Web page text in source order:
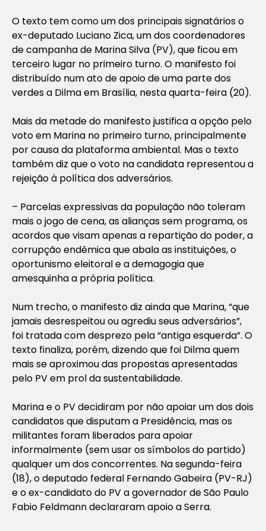
O texto tem como um dos principais signatários o
ex-deputado Luciano Zica, um dos coordenadores
de campanha de Marina Silva (PV), que ficou em
terceiro lugar no primeiro turno. O manifesto foi
distribuído num ato de apoio de uma parte dos
verdes a Dilma em Brasília, nesta quarta-feira (20).
Mais da metade do manifesto justifica a opção pelo
voto em Marina no primeiro turno, principalmente
por causa da plataforma ambiental. Mas o texto
também diz que o voto na candidata representou a
rejeição à política dos adversários.
– Parcelas expressivas da população não toleram
mais o jogo de cena, as alianças sem programa, os
acordos que visam apenas a repartição do poder, a
corrupção endêmica que abala as instituições, o
oportunismo eleitoral e a demagogia que
amesquinha a própria política.
Num trecho, o manifesto diz ainda que Marina, “que
jamais desrespeitou ou agrediu seus adversários”,
foi tratada com desprezo pela “antiga esquerda”. O
texto finaliza, porém, dizendo que foi Dilma quem
mais se aproximou das propostas apresentadas
pelo PV em prol da sustentabilidade.
Marina e o PV decidiram por não apoiar um dos dois
candidatos que disputam a Presidência, mas os
militantes foram liberados para apoiar
informalmente (sem usar os símbolos do partido)
qualquer um dos concorrentes. Na segunda-feira
(18), o deputado federal Fernando Gabeira (PV-RJ)
e o ex-candidato do PV a governador de São Paulo
Fabio Feldmann declararam apoio a Serra.